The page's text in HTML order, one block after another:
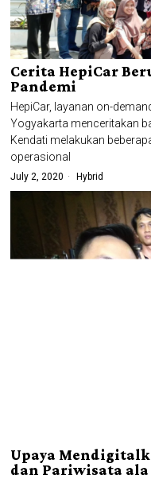
Cerita HepiCar
Pandemi
HepiCar, layanan on-
Yogyakarta menceritakan
Kendati melakukan
operasional
July 2, 2020 Hybrid
Upaya
dan Pariwisata ala